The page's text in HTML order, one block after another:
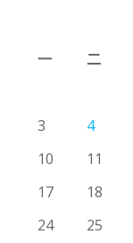
一
二
3
4
10
11
17
18
24
25